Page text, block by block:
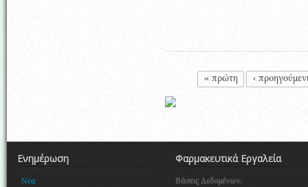
Σελίδες« πρώτη ‹
Ενημέρωση
Νεα
Φαρμακευτικά Εργαλεία
Βάσεις Δεδομένων: